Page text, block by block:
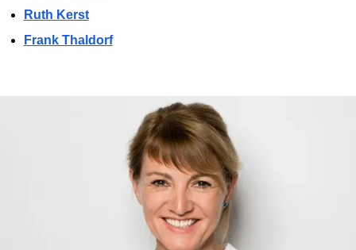
Ruth Kerst
Frank Thaldorf